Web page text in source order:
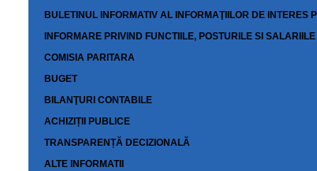
BULETINUL INFORMATIV AL INFORMAŢIILOR DE INTERES
INFORMARE PRIVIND FUNCTIILE, POSTURILE SI
COMISIA PARITARA
BUGET
BILANŢURI CONTABILE
ACHIZIȚII PUBLICE
TRANSPARENȚĂ DECIZIONALĂ
ALTE INFORMATII